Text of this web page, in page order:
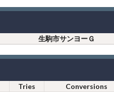
生駒市サンヨーＧ
Tries Conversions